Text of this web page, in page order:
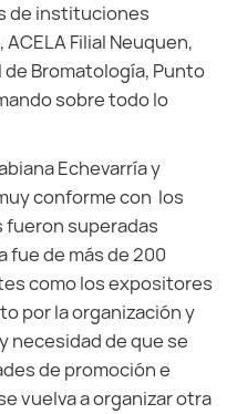
de instituciones
Filial Neuquen,
de Bromatología, Punto
sobre todo lo
Echevarría y
conforme con los
superadas
fue de más de 200
como los expositores
por la organización y
necesidad de que se
de promoción e
vuelva a organizar otra